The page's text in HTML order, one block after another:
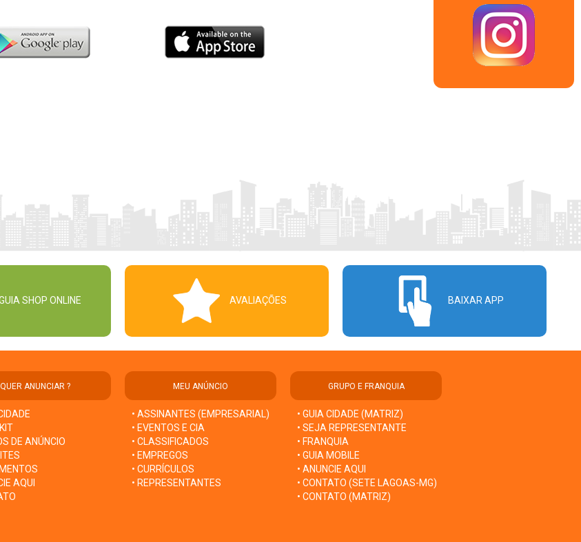
SHOP ONLINE AVALIAÇÕES BAIXAR APP
QUER ANUNCIAR ?
DE ANÚNCIO
AQUI
MEU ANÚNCIO
• ASSINANTES (EMPRESARIAL)
• EVENTOS E CIA
• CLASSIFICADOS
• EMPREGOS
• CURRÍCULOS
• REPRESENTANTES
GRUPO E FRANQUIA
• GUIA CIDADE (MATRIZ)
• SEJA REPRESENTANTE
• FRANQUIA
• GUIA MOBILE
• ANUNCIE AQUI
• CONTATO (SETE LAGOAS-MG)
• CONTATO (MATRIZ)